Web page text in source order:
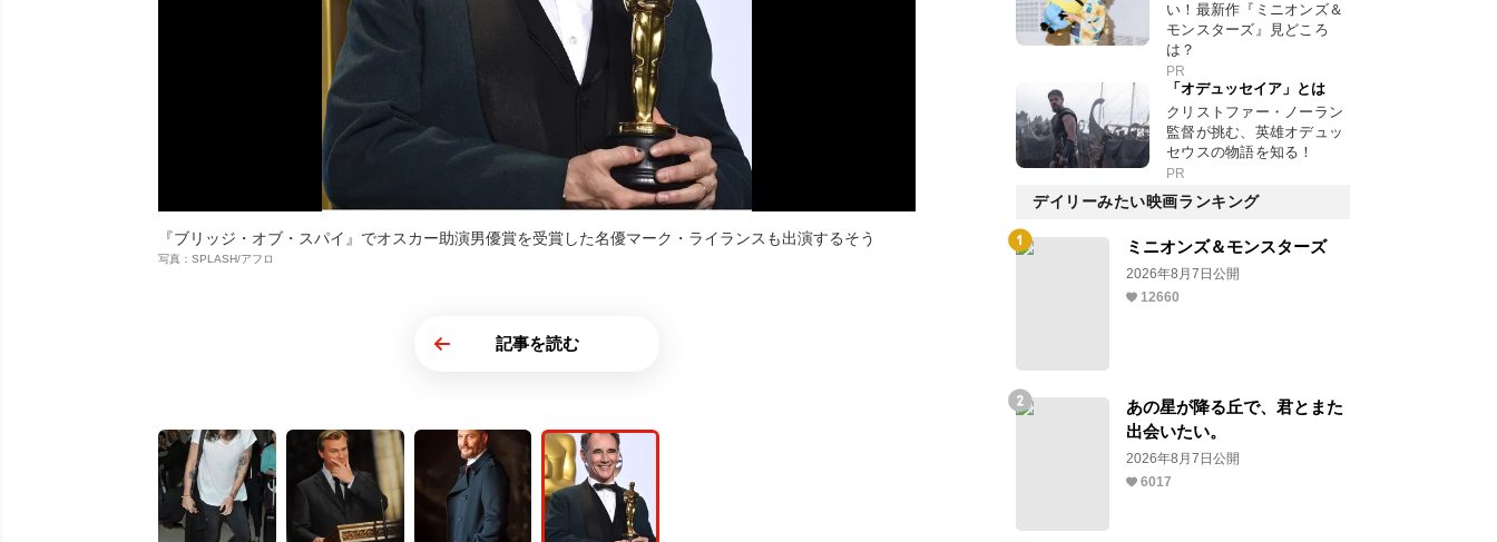
『ブリッジ・オブ・スパイ』でオスカー助演男優賞を受賞した名優マーク・ライランスも出演するそう
写真：SPLASH/アフロ
記事を読む
い！最新作『ミニオンズ＆
モンスターズ』見どころ
は？
PR
「オデュッセイア」とは
クリストファー・ノーラン
監督が挑む、英雄オデュッ
セウスの物語を知る！
PR
デイリーみたい映画ランキング
ミニオンズ＆モンスターズ
2026年8月7日公開
12660
あの星が降る丘で、君とまた
出会いたい。
2026年8月7日公開
6017